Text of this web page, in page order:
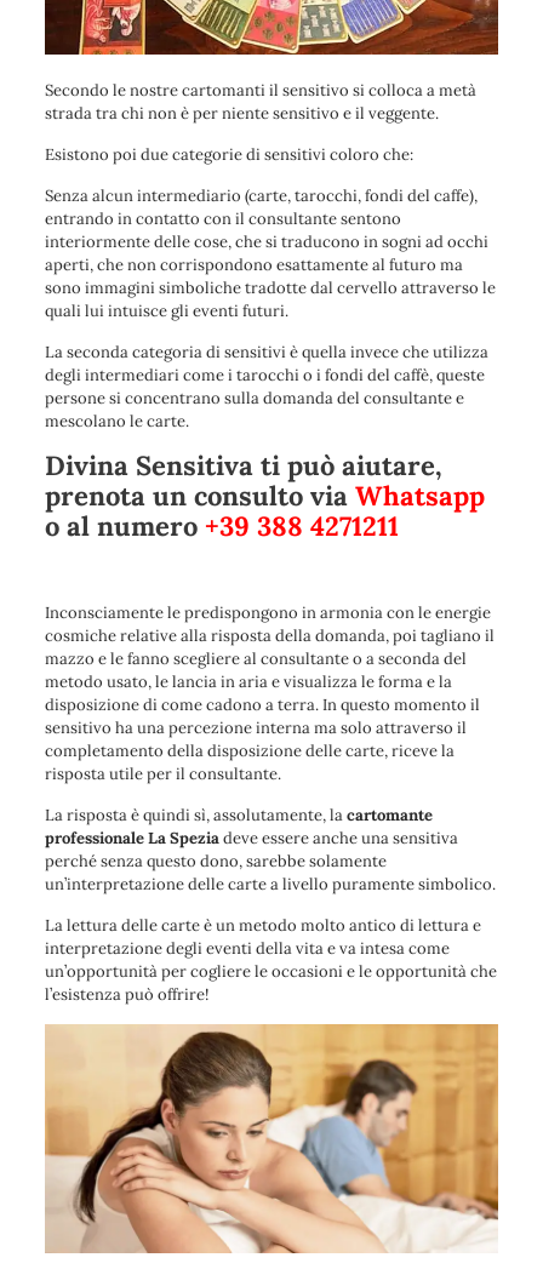
Secondo le nostre cartomanti il sensitivo si colloca a metà
strada tra chi non è per niente sensitivo e il veggente.
Esistono poi due categorie di sensitivi coloro che:
Senza alcun intermediario (carte, tarocchi, fondi del caffe),
entrando in contatto con il consultante sentono
interiormente delle cose, che si traducono in sogni ad occhi
aperti, che non corrispondono esattamente al futuro ma
sono immagini simboliche tradotte dal cervello attraverso le
quali lui intuisce gli eventi futuri.
La seconda categoria di sensitivi è quella invece che utilizza
degli intermediari come i tarocchi o i fondi del caffè, queste
persone si concentrano sulla domanda del consultante e
mescolano le carte.
Divina Sensitiva ti può aiutare,
prenota un consulto via Whatsapp
o al numero +39 388 4271211
Inconsciamente le predispongono in armonia con le energie
cosmiche relative alla risposta della domanda, poi tagliano il
mazzo e le fanno scegliere al consultante o a seconda del
metodo usato, le lancia in aria e visualizza le forma e la
disposizione di come cadono a terra. In questo momento il
sensitivo ha una percezione interna ma solo attraverso il
completamento della disposizione delle carte, riceve la
risposta utile per il consultante.
La risposta è quindi sì, assolutamente, lacartomante
professionale La Speziadeve essere anche una sensitiva
perché senza questo dono, sarebbe solamente
un’interpretazione delle carte a livello puramente simbolico.
La lettura delle carte è un metodo molto antico di lettura e
interpretazione degli eventi della vita e va intesa come
un’opportunità per cogliere le occasioni e le opportunità che
l’esistenza può offrire!